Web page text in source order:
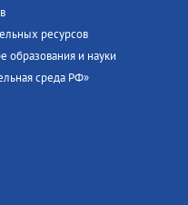
ресурсов
образования и науки
среда РФ»